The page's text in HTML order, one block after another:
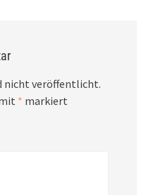
nicht veröffentlicht.
* markiert